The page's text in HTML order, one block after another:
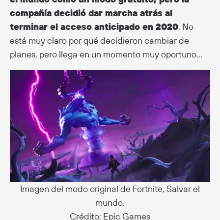
compañía decidió dar marcha atrás al
terminar el acceso anticipado en 2020. No
está muy claro por qué decidieron cambiar de
planes, pero llega en un momento muy oportuno…
Imagen del modo original de Fortnite, Salvar el
mundo.
Crédito: Epic Games